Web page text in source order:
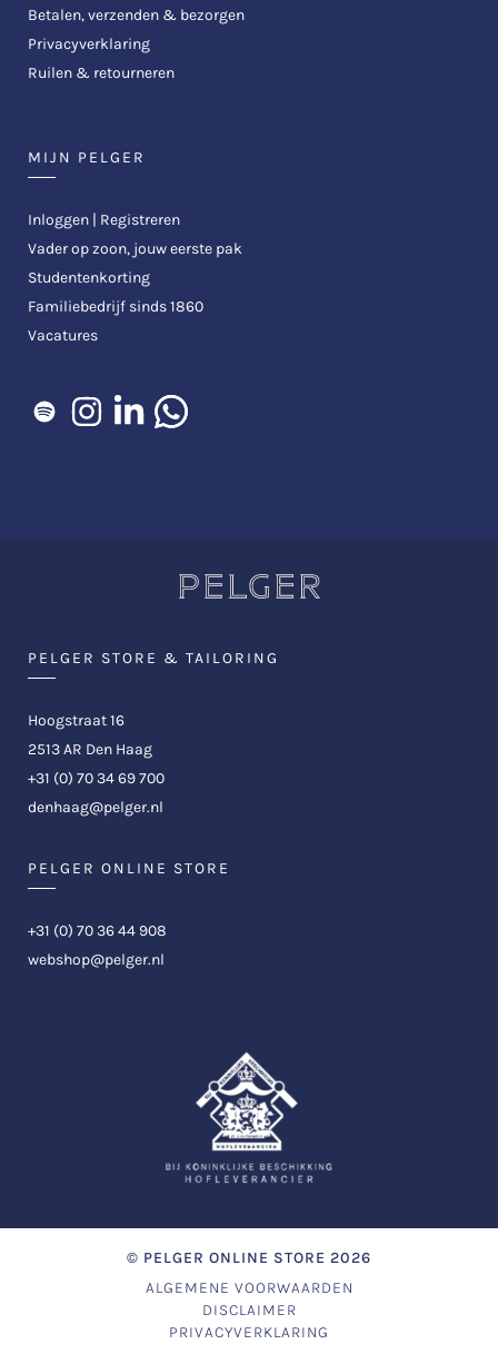
Betalen, verzenden & bezorgen
Privacyverklaring
Ruilen & retourneren
MIJN PELGER
Inloggen | Registreren
Vader op zoon, jouw eerste pak
Studentenkorting
Familiebedrijf sinds 1860
Vacatures
PELGER STORE & TAILORING
Hoogstraat 16
2513 AR Den Haag
+31 (0) 70 34 69 700
denhaag@pelger.nl
PELGER ONLINE STORE
+31 (0) 70 36 44 908
webshop@pelger.nl
© PELGER ONLINE STORE 2026
ALGEMENE VOORWAARDEN
DISCLAIMER
PRIVACYVERKLARING